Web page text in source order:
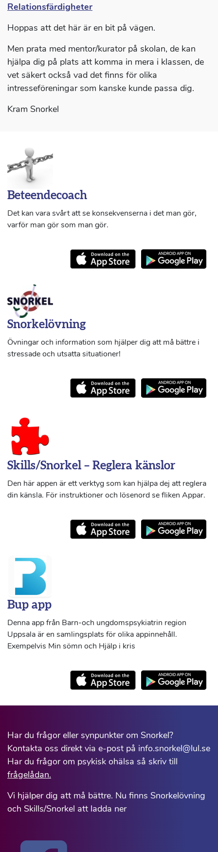
Relationsfärdigheter
Hoppas att det här är en bit på vägen.
Men prata med mentor/kurator på skolan, de kan
hjälpa dig på plats att komma in mera i klassen, de
vet säkert också vad det finns för olika
intresseföreningar som kanske kunde passa dig.
Kram Snorkel
Beteendecoach
Det kan vara svårt att se konsekvenserna i det man gör,
varför man gör som man gör.
Snorkelövning
Övningar och information som hjälper dig att må bättre i
stressade och utsatta situationer!
Skills/Snorkel – Reglera känslor
Den här appen är ett verktyg som kan hjälpa dej att reglera
din känsla. För instruktioner och lösenord se fliken Appar.
Bup app
Denna app från Barn-och ungdomspsykiatrin region
Uppsala är en samlingsplats för olika appinnehåll.
Exempelvis Min sömn och Hjälp i kris
Har du frågor eller synpunkter om Snorkel?
Kontakta oss direkt via e-post på info.snorkel@lul.se
Har du frågor om psykisk ohälsa så skriv till
frågelådan.
Vi hjälper dig att må bättre. Nu finns Snorkelövning
och Skills/Snorkel att ladda ner